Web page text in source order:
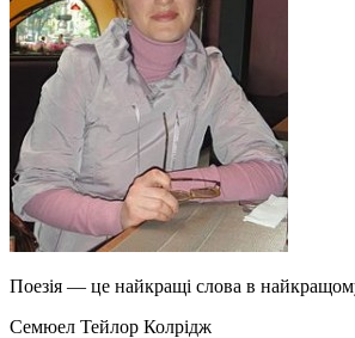
Поезія — це найкращі слова в
Семюел Тейлор Колрідж